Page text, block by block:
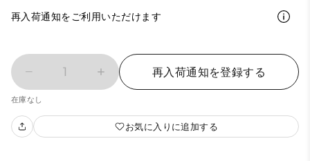
再入荷通知をご利用いただけます
1 再入荷通知を登録する
在庫なし
お気に入りに追加する